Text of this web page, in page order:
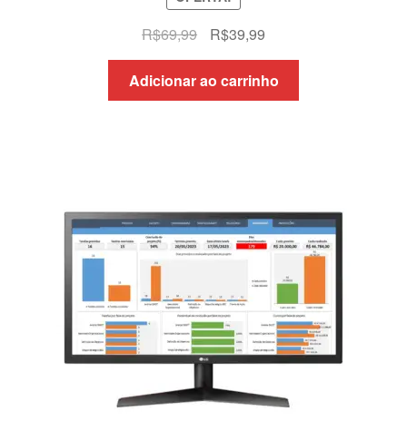
R$69,99
O
preço
original
era:
R$39,99O
preço
atual
é:
Adicionar ao carrinho